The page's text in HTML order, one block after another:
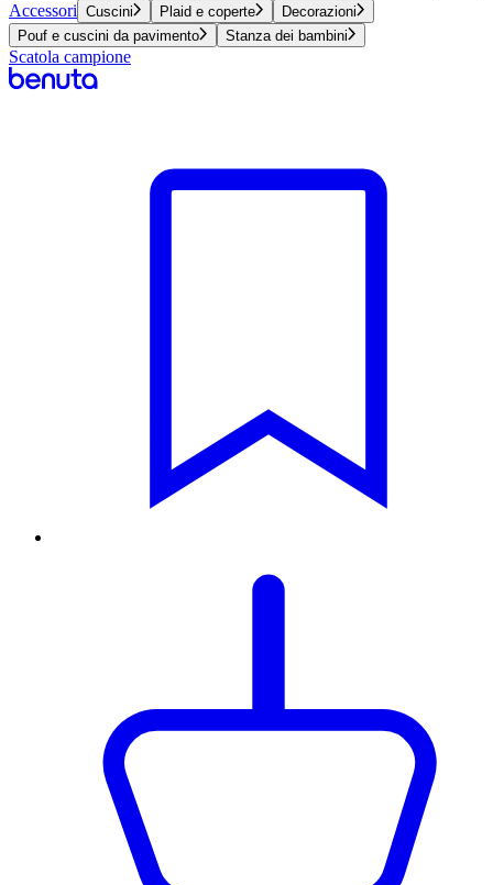
Accessori Cuscini Plaid e coperte
Decorazioni
Pouf e cuscini da pavimento
Stanza dei bambini
Scatola campione